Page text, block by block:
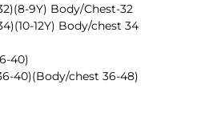
9Y) Body/Chest-32
12Y) Body/chest 34
40)
40)(Body/chest 36-48)